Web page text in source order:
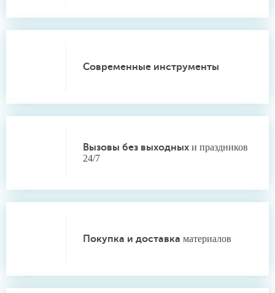
Современные инструменты
Вызовы без выходных и праздников
24/7
Покупка и доставка материалов